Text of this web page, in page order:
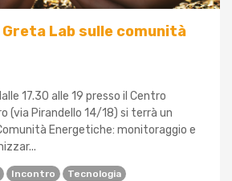
Lab sulle comunità
17.30 alle 19 presso il Centro
(via Pirandello 14/18) si terrà un
Energetiche: monitoraggio e
Incontro Tecnologia